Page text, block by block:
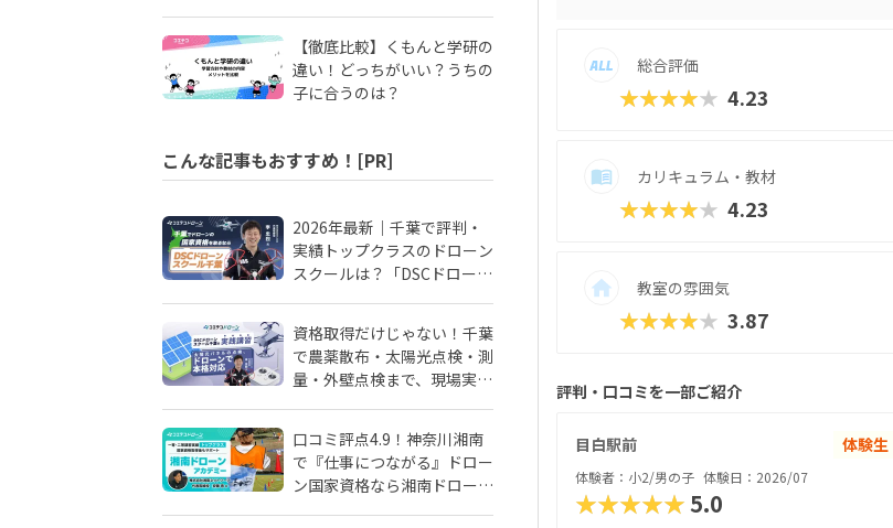
【徹底比較】くもんと学研の
違い！どっちがいい？うちの
子に合うのは？
こんな記事もおすすめ！[PR]
2026年最新｜千葉で評判・
実績トップクラスのドローン
スクールは？「DSCドローン
資格取得だけじゃない！千葉
で農薬散布・太陽光点検・測
量・外壁点検まで、現場実務
口コミ評点4.9！神奈川湘南
で『仕事につながる』ドロー
ン国家資格なら湘南ドローン
総合評価
★★★★★ 4.23
カリキュラム・教材
★★★★★ 4.23
教室の雰囲気
★★★★★ 3.87
評判・口コミを一部ご紹介
目白駅前 体験生
体験者：小2/男の子 体験日：2026/07
★★★★★5.0